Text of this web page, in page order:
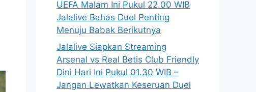
UEFA Malam Ini Pukul 22.00 WIB
Jalalive Bahas Duel Penting
Menuju Babak Berikutnya
Jalalive Siapkan Streaming
Arsenal vs Real Betis Club Friendly
Dini Hari Ini Pukul 01.30 WIB –
Jangan Lewatkan Keseruan Duel